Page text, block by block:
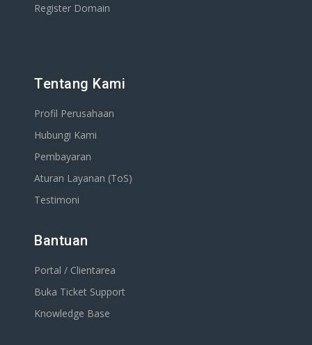
Register Domain
Tentang Kami
Profil Perusahaan
Hubungi Kami
Pembayaran
Aturan Layanan (ToS)
Testimoni
Bantuan
Portal / Clientarea
Buka Ticket Support
Knowledge Base